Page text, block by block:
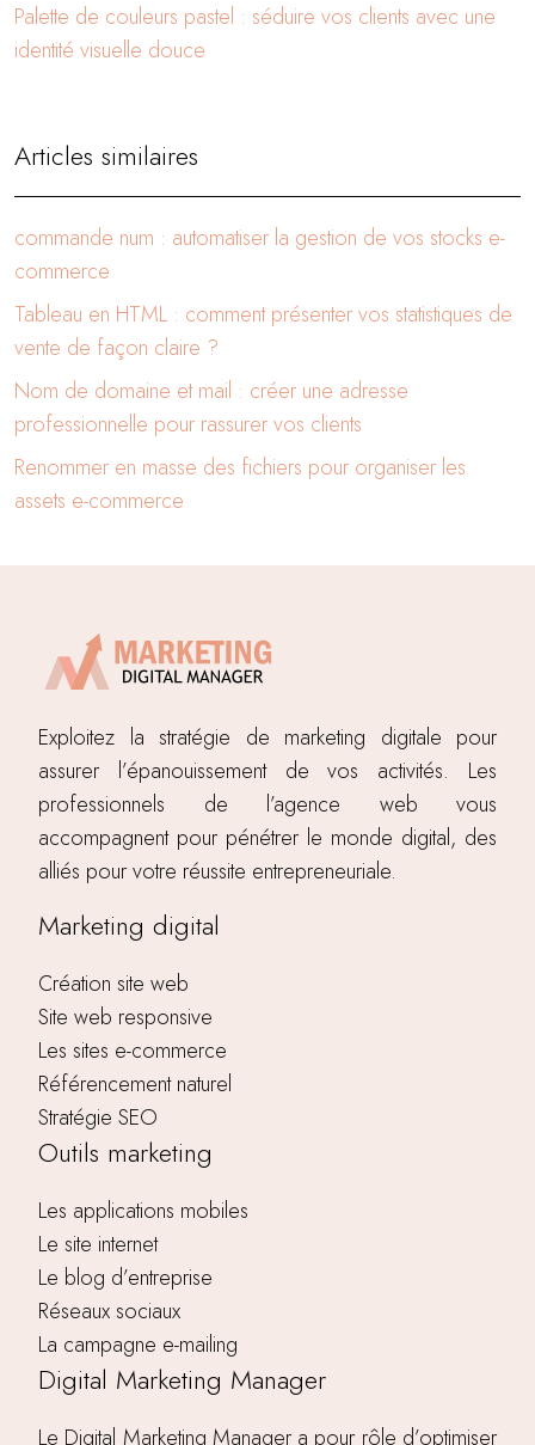
Palette de couleurs pastel : séduire vos clients avec une
identité visuelle douce
Articles similaires
commande num : automatiser la gestion de vos stocks e-
commerce
Tableau en HTML : comment présenter vos statistiques de
vente de façon claire ?
Nom de domaine et mail : créer une adresse
professionnelle pour rassurer vos clients
Renommer en masse des fichiers pour organiser les
assets e-commerce
Exploitez la stratégie de marketing digitale pour
assurer l’épanouissement de vos activités. Les
professionnels de l’agence web vous
accompagnent pour pénétrer le monde digital, des
alliés pour votre réussite entrepreneuriale.
Marketing digital
Création site web
Site web responsive
Les sites e-commerce
Référencement naturel
Stratégie SEO
Outils marketing
Les applications mobiles
Le site internet
Le blog d’entreprise
Réseaux sociaux
La campagne e-mailing
Digital Marketing Manager
Le Digital Marketing Manager a pour rôle d’optimiser